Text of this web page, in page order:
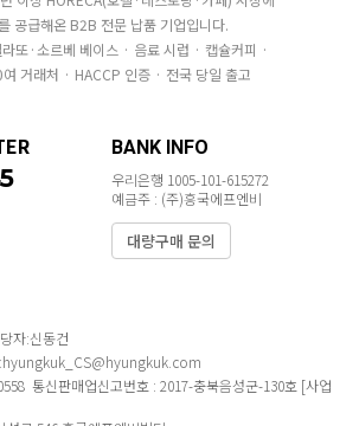
공급해온 B2B 전문 납품 기업입니다.
또·소르베 베이스 · 음료 시럽 · 캡슐커피 ·
거래처 · HACCP 인증 · 전국 당일 출고
BANK INFO
우리은행 1005-101-615272
예금주 : (주)흥국에프엔비
대량구매 문의
자:신동건
통신판매업신고번호 : 2017-충북음성군-130호 [사업